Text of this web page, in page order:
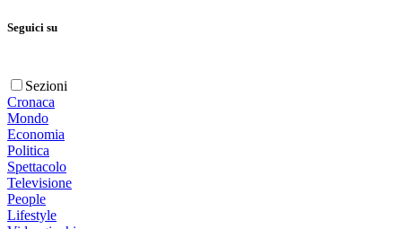
Seguici su
Sezioni
Cronaca
Mondo
Economia
Politica
Spettacolo
Televisione
People
Lifestyle